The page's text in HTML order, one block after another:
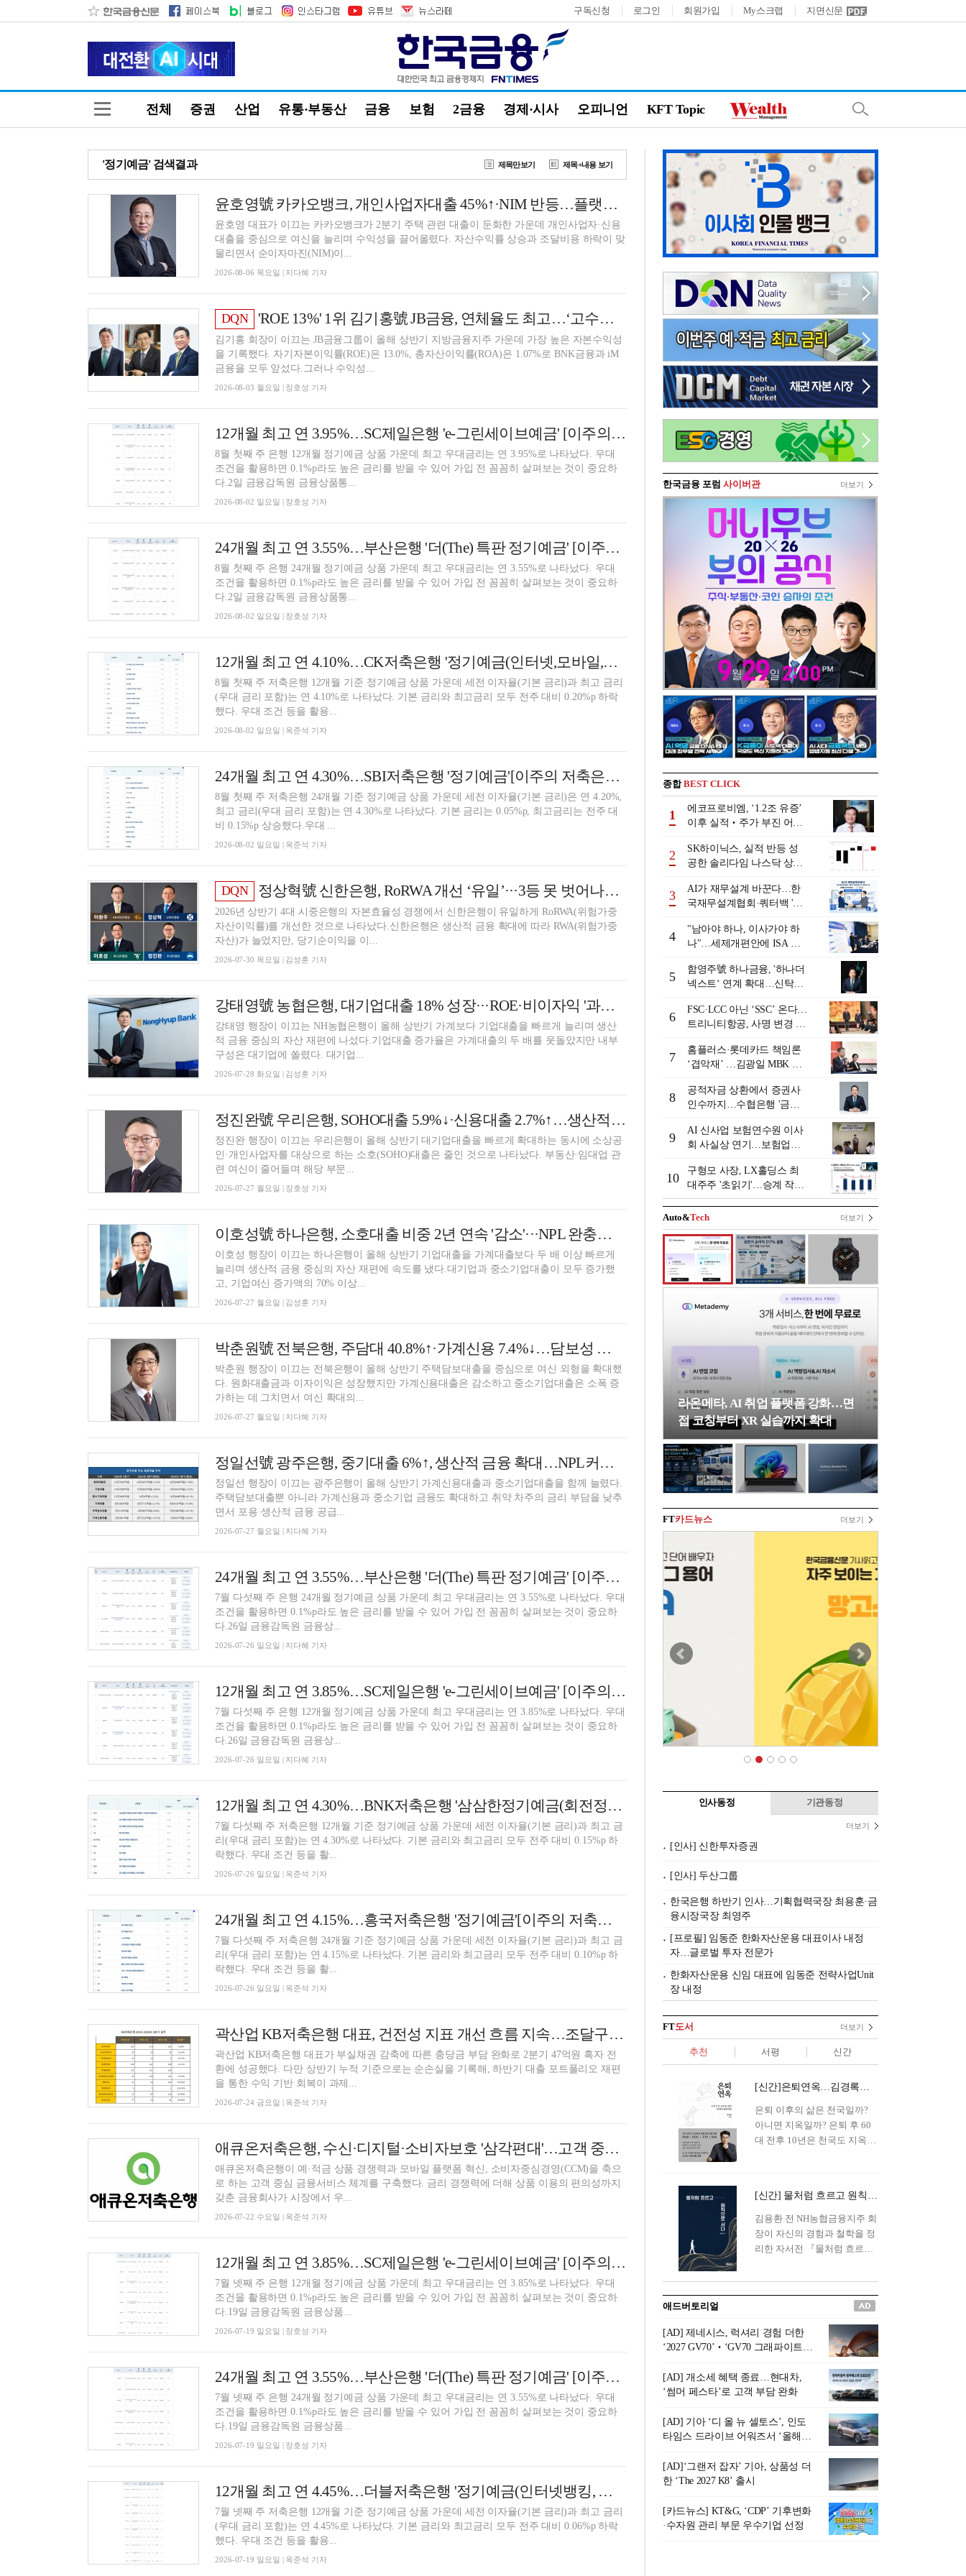
구독신청 로그인 회원가입 My스크랩 지면신문
전체 증권 산업 유통·부동산 금융 보험 2금융 경제·시사 오피니언 KFT Topic
'정기예금' 검색결과 제목만보기 제목+내용 보기
윤호영號 카카오뱅크, 개인사업자대출 45%↑·NIM 반등…플랫폼 수익화 '과제' [2026 금융사 상반기 실적]
윤호영 대표가 이끄는 카카오뱅크가 2분기 주택 관련 대출이 둔화한 가운데 개인사업자·신용
대출을 중심으로 여신을 늘리며 수익성을 끌어올렸다. 자산수익률 상승과 조달비용 하락이 맞
물리면서 순이자마진(NIM)이...
2026-08-06 목요일 | 지다혜 기자
DQN 'ROE 13%' 1위 김기홍號 JB금융, 연체율도 최고…‘고수익·고위험’ 엇갈린 성적표 [2026 금융사 상반기 리그테이블]
김기홍 회장이 이끄는 JB금융그룹이 올해 상반기 지방금융지주 가운데 가장 높은 자본수익성
을 기록했다. 자기자본이익률(ROE)은 13.0%, 총자산이익률(ROA)은 1.07%로 BNK금융과 iM
금융을 모두 앞섰다.그러나 수익성...
2026-08-03 월요일 | 장호성 기자
12개월 최고 연 3.95%…SC제일은행 'e-그린세이브예금' [이주의 은행 예금금리-8월 1주]
8월 첫째 주 은행 12개월 정기예금 상품 가운데 최고 우대금리는 연 3.95%로 나타났다. 우대
조건을 활용하면 0.1%p라도 높은 금리를 받을 수 있어 가입 전 꼼꼼히 살펴보는 것이 중요하
다.2일 금융감독원 금융상품통...
2026-08-02 일요일 | 장호성 기자
24개월 최고 연 3.55%…부산은행 '더(The) 특판 정기예금' [이주의 은행 예금금리-8월 1주]
8월 첫째 주 은행 24개월 정기예금 상품 가운데 최고 우대금리는 연 3.55%로 나타났다. 우대
조건을 활용하면 0.1%p라도 높은 금리를 받을 수 있어 가입 전 꼼꼼히 살펴보는 것이 중요하
다.2일 금융감독원 금융상품통...
2026-08-02 일요일 | 장호성 기자
12개월 최고 연 4.10%…CK저축은행 '정기예금(인터넷,모바일,비대면)'[이주의 저축은행 예금금리-8월 1주]
8월 첫째 주 저축은행 12개월 기준 정기예금 상품 가운데 세전 이자율(기본 금리)과 최고 금리
(우대 금리 포함)는 연 4.10%로 나타났다. 기본 금리와 최고금리 모두 전주 대비 0.20%p 하락
했다. 우대 조건 등을 활용...
2026-08-02 일요일 | 옥준석 기자
24개월 최고 연 4.30%…SBI저축은행 '정기예금'[이주의 저축은행 예금금리-8월 1주]
8월 첫째 주 저축은행 24개월 기준 정기예금 상품 가운데 세전 이자율(기본 금리)은 연 4.20%,
최고 금리(우대 금리 포함)는 연 4.30%로 나타났다. 기본 금리는 0.05%p, 최고금리는 전주 대
비 0.15%p 상승했다.우대 ...
2026-08-02 일요일 | 옥준석 기자
DQN 정상혁號 신한은행, RoRWA 개선 ‘유일’···3등 못 벗어나는 국민은행 [2026 은행권 상반기 리그테이블]
2026년 상반기 4대 시중은행의 자본효율성 경쟁에서 신한은행이 유일하게 RoRWA(위험가중
자산이익률)를 개선한 것으로 나타났다.신한은행은 생산적 금융 확대에 따라 RWA(위험가중
자산)가 늘었지만, 당기순이익을 이...
2026-07-30 목요일 | 김성훈 기자
강태영號 농협은행, 대기업대출 18% 성장···ROE·비이자익 '과제' [2026 금융사 상반기 실적]
강태영 행장이 이끄는 NH농협은행이 올해 상반기 가계보다 기업대출을 빠르게 늘리며 생산
적 금융 중심의 자산 재편에 나섰다.기업대출 증가율은 가계대출의 두 배를 웃돌았지만 내부
구성은 대기업에 쏠렸다. 대기업...
2026-07-28 화요일 | 김성훈 기자
정진완號 우리은행, SOHO대출 5.9%↓·신용대출 2.7%↑…생산적금융 전환 시동 [2026 금융사 상반기 실적]
정진완 행장이 이끄는 우리은행이 올해 상반기 대기업대출을 빠르게 확대하는 동시에 소상공
인·개인사업자를 대상으로 하는 소호(SOHO)대출은 줄인 것으로 나타났다. 부동산·임대업 관
련 여신이 줄어들며 해당 부문...
2026-07-27 월요일 | 장호성 기자
이호성號 하나은행, 소호대출 비중 2년 연속 '감소'···NPL 완충력 '관건' [2026 금융사 상반기 실적]
이호성 행장이 이끄는 하나은행이 올해 상반기 기업대출을 가계대출보다 두 배 이상 빠르게
늘리며 생산적 금융 중심의 자산 재편에 속도를 냈다.대기업과 중소기업대출이 모두 증가했
고, 기업여신 증가액의 70% 이상...
2026-07-27 월요일 | 김성훈 기자
박춘원號 전북은행, 주담대 40.8%↑·가계신용 7.4%↓…담보성 여신 편중·건전성 회복 '과제' [2026 금융사 상반기 실적]
박춘원 행장이 이끄는 전북은행이 올해 상반기 주택담보대출을 중심으로 여신 외형을 확대했
다. 원화대출금과 이자이익은 성장했지만 가계신용대출은 감소하고 중소기업대출은 소폭 증
가하는 데 그치면서 여신 확대의...
2026-07-27 월요일 | 지다혜 기자
정일선號 광주은행, 중기대출 6%↑, 생산적 금융 확대…NPL커버리지 47.4%p↓ '추락' [2026 금융사 상반기 실적]
정일선 행장이 이끄는 광주은행이 올해 상반기 가계신용대출과 중소기업대출을 함께 늘렸다.
주택담보대출뿐 아니라 가계신용과 중소기업 금융도 확대하고 취약 차주의 금리 부담을 낮추
면서 포용·생산적 금융 공급...
2026-07-27 월요일 | 지다혜 기자
24개월 최고 연 3.55%…부산은행 '더(The) 특판 정기예금' [이주의 은행 예금금리-7월 5주]
7월 다섯째 주 은행 24개월 정기예금 상품 가운데 최고 우대금리는 연 3.55%로 나타났다. 우대
조건을 활용하면 0.1%p라도 높은 금리를 받을 수 있어 가입 전 꼼꼼히 살펴보는 것이 중요하
다.26일 금융감독원 금융상...
2026-07-26 일요일 | 지다혜 기자
12개월 최고 연 3.85%…SC제일은행 'e-그린세이브예금' [이주의 은행 예금금리-7월 5주]
7월 다섯째 주 은행 12개월 정기예금 상품 가운데 최고 우대금리는 연 3.85%로 나타났다. 우대
조건을 활용하면 0.1%p라도 높은 금리를 받을 수 있어 가입 전 꼼꼼히 살펴보는 것이 중요하
다.26일 금융감독원 금융상...
2026-07-26 일요일 | 지다혜 기자
12개월 최고 연 4.30%…BNK저축은행 '삼삼한정기예금(회전정기예금)'[이주의 저축은행 예금금리-7월 5주]
7월 다섯째 주 저축은행 12개월 기준 정기예금 상품 가운데 세전 이자율(기본 금리)과 최고 금
리(우대 금리 포함)는 연 4.30%로 나타났다. 기본 금리와 최고금리 모두 전주 대비 0.15%p 하
락했다. 우대 조건 등을 활...
2026-07-26 일요일 | 옥준석 기자
24개월 최고 연 4.15%…흥국저축은행 '정기예금'[이주의 저축은행 예금금리-7월 5주]
7월 다섯째 주 저축은행 24개월 기준 정기예금 상품 가운데 세전 이자율(기본 금리)과 최고 금
리(우대 금리 포함)는 연 4.15%로 나타났다. 기본 금리와 최고금리 모두 전주 대비 0.10%p 하
락했다. 우대 조건 등을 활...
2026-07-26 일요일 | 옥준석 기자
곽산업 KB저축은행 대표, 건전성 지표 개선 흐름 지속…조달구조 개편으로 수익성 제고 [금융사 2026 상반기 실적]
곽산업 KB저축은행 대표가 부실채권 감축에 따른 충당금 부담 완화로 2분기 47억원 흑자 전
환에 성공했다. 다만 상반기 누적 기준으로는 순손실을 기록해, 하반기 대출 포트폴리오 재편
을 통한 수익 기반 회복이 과제...
2026-07-24 금요일 | 옥준석 기자
애큐온저축은행, 수신·디지털·소비자보호 '삼각편대'…고객 중심 경영 강화[저축은행 돋보기]
애큐온저축은행이 예·적금 상품 경쟁력과 모바일 플랫폼 혁신, 소비자중심경영(CCM)을 축으
로 하는 고객 중심 금융서비스 체계를 구축했다. 금리 경쟁력에 더해 상품 이용의 편의성까지
갖춘 금융회사가 시장에서 우...
2026-07-22 수요일 | 옥준석 기자
12개월 최고 연 3.85%…SC제일은행 'e-그린세이브예금' [이주의 은행 예금금리-7월 3주]
7월 넷째 주 은행 12개월 정기예금 상품 가운데 최고 우대금리는 연 3.85%로 나타났다. 우대
조건을 활용하면 0.1%p라도 높은 금리를 받을 수 있어 가입 전 꼼꼼히 살펴보는 것이 중요하
다.19일 금융감독원 금융상품...
2026-07-19 일요일 | 장호성 기자
24개월 최고 연 3.55%…부산은행 '더(The) 특판 정기예금' [이주의 은행 예금금리-7월 4주]
7월 넷째 주 은행 24개월 정기예금 상품 가운데 최고 우대금리는 연 3.55%로 나타났다. 우대
조건을 활용하면 0.1%p라도 높은 금리를 받을 수 있어 가입 전 꼼꼼히 살펴보는 것이 중요하
다.19일 금융감독원 금융상품...
2026-07-19 일요일 | 장호성 기자
12개월 최고 연 4.45%…더블저축은행 '정기예금(인터넷뱅킹, 스마트뱅킹)' [이주의 저축은행 예금금리-7월 4주]
7월 넷째 주 저축은행 12개월 기준 정기예금 상품 가운데 세전 이자율(기본 금리)과 최고 금리
(우대 금리 포함)는 연 4.45%로 나타났다. 기본 금리와 최고금리 모두 전주 대비 0.06%p 하락
했다. 우대 조건 등을 활용...
2026-07-19 일요일 | 옥준석 기자
한국금융 포럼 사이버관 더보기
종합BEST CLICK
1
에코프로비엠, ‘1.2조 유증’
이후 실적‧주가 부진 어쩌
2
SK하이닉스, 실적 반등 성
공한 솔리다임 나스닥 상장
3
AI가 재무설계 바꾼다…한
국재무설계협회·쿼터백 '베
4
"남아야 하나, 이사가야 하
나"…세제개편안에 ISA 투
5
함영주號 하나금융, '하나더
넥스트‘ 연계 확대…신탁수
니어 비즈니스 돋보기]
6
FSC·LCC 아닌 ‘SSC’ 온다…
트리니티항공, 사명 변경 넘
7
홈플러스·롯데카드 책임론
‘겹악재’ …김광일 MBK 부
8
공적자금 상환에서 증권사
인수까지…수협은행 '금융
행 금융그룹의 꿈①]
9
AI 신사업 보험연수원 이사
회 사실상 연기…보험업계
[보험연수원 AI사업 논란]
10
구형모 사장, LX홀딩스 최
대주주 '초읽기'…승계 작업
막바지?
Auto&Tech 더보기
라온메타, AI 취업 플랫폼 강화…면
접 코칭부터 XR 실습까지 확대
FT카드뉴스 더보기
인사동정 기관동정
더보기
[인사] 신한투자증권
[인사] 두산그룹
한국은행 하반기 인사…기획협력국장 최용훈·금
융시장국장 최영주
[프로필] 임동준 한화자산운용 대표이사 내정
자…글로벌 투자 전문가
한화자산운용 신임 대표에 임동준 전략사업Unit
장 내정
FT도서 더보기
추천 서평 신간
[신간]은퇴연옥…김경록의 은퇴 후 삶의 나침반
은퇴 이후의 삶은 천국일까?
아니면 지옥일까? 은퇴 후 60
대 전후 10년은 천국도 지옥도
은퇴 설계를 가이드해 온 김경
록 옵투스자산운용의 고문이
신간 『은퇴연옥』을 내놓았
다.단테는 지옥을 '모든 희망을
록 고문은 새로운 시각을 제시
0년의 과도기는 지옥이 아니라
정화와 성장의 공간인 ‘은퇴연
옥(Purgatory)’이라는 것이다.
연옥은 고통스럽지만 끝이 있
으며, 준비를 통해 천국으로 나
아갈 수 있는 희망의 장소라고
말한
[신간] 물처럼 흐르고 원칙으로 서다…김용환의 통찰을 담다
김용환 전 NH농협금융지주 회
장이 자신의 경험과 철학을 정
리한 자서전 『물처럼 흐르고
통 관료 출신으로 한국 금융의
주요 변곡점마다 중요한 역할
을 하고 금융 경영인으로서 큰
족적을 남긴 김 전 회장이 후배
세대에게 전하는 삶의 조언을
담은 인생 노트다.『물처럼 흐
르고 원칙으로 서다』는 단순
한 자서전을 넘어, 실패를 두려
워하지 않는 용기와 자신에 대
한 믿음이 어떻게 삶을 풍요롭
게 만드는지를 보여주는 지혜
의 보고로 평가된다.김용환 전
회장은 “인생의 목표가 크더라
도 조급해하지 말고 작은 것부
터 하나 하나 성취해 나가
라”고 조언한다. 뼈아픈 실패
조차 성공의 뼈대가 된다는 긍
애드버토리얼
[AD] 제네시스, 럭셔리 경험 더한
‘2027 GV70’‧‘GV70 그래파이트’
[AD] 개소세 혜택 종료…현대차,
‘썸머 페스타’로 고객 부담 완화
[AD] 기아 ‘디 올 뉴 셀토스’, 인도
타임스 드라이브 어워즈서 ‘올해의
[AD]‘그랜저 잡자’ 기아, 상품성 더
한 ‘The 2027 K8’ 출시
[카드뉴스] KT&G, ‘CDP’ 기후변화
·수자원 관리 부문 우수기업 선정